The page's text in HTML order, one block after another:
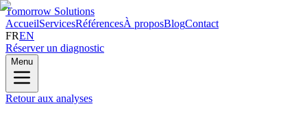
Tomorrow Solutions
AccueilServicesRéférencesÀ proposBlogContact
FREN
Réserver un diagnostic
Menu
Retour aux analyses